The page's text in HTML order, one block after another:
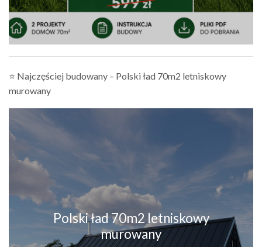
⭐ Najczęściej budowany – Polski ład 70m2 letniskowy
murowany
Polski ład 70m2 letniskowy
murowany